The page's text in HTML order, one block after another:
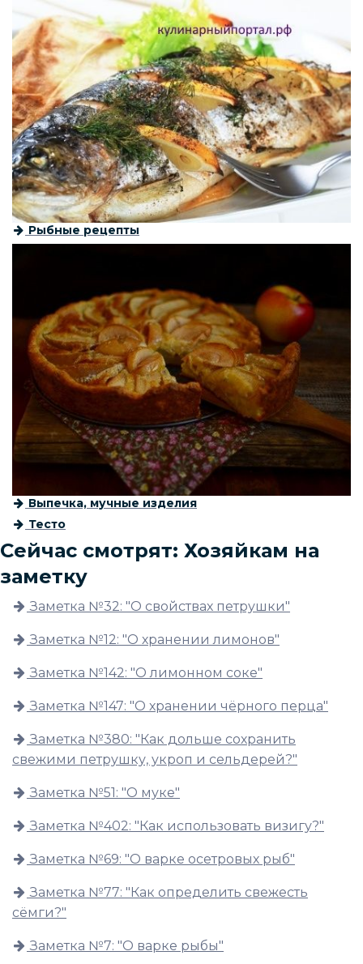
Рыбные рецепты
Выпечка, мучные изделия
Тесто
Сейчас смотрят: Хозяйкам на
заметку
Заметка №32: "О свойствах петрушки"
Заметка №12: "О хранении лимонов"
Заметка №142: "О лимонном соке"
Заметка №147: "О хранении чёрного перца"
Заметка №380: "Как дольше сохранить
свежими петрушку, укроп и сельдерей?"
Заметка №51: "О муке"
Заметка №402: "Как использовать визигу?"
Заметка №69: "О варке осетровых рыб"
Заметка №77: "Как определить свежесть
сёмги?"
Заметка №7: "О варке рыбы"